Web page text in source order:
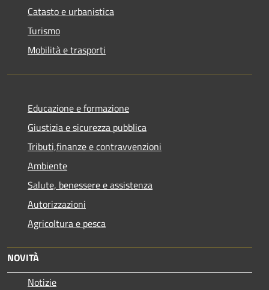
Catasto e urbanistica
Turismo
Mobilità e trasporti
Educazione e formazione
Giustizia e sicurezza pubblica
Tributi,finanze e contravvenzioni
Ambiente
Salute, benessere e assistenza
Autorizzazioni
Agricoltura e pesca
NOVITÀ
Notizie